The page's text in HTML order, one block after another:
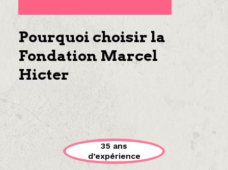
Pourquoi choisir la
Fondation Marcel
Hicter
35 ans
d’expérience